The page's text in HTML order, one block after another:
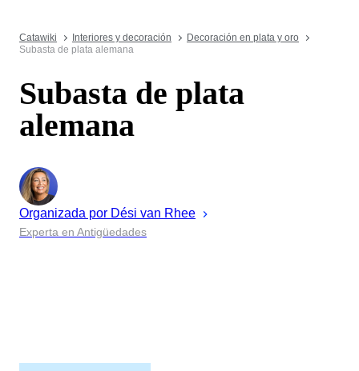
Catawiki Interiores y decoración
Decoración en plata y oro
Subasta de plata alemana
Subasta de plata
alemana
Organizada por Dési van Rhee
Experta en Antigüedades